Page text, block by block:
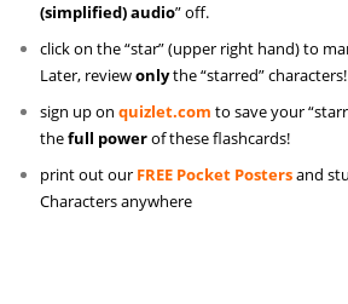
(simplified) audio” off.
click on the “star” (upper right hand) to
Later, reviewonlythe “starred” characters!
sign up onquizlet.com to save your
thefull powerof these flashcards!
print out our FREE Pocket Postersand
Characters anywhere